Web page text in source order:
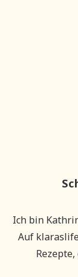
Ich bin
Auf